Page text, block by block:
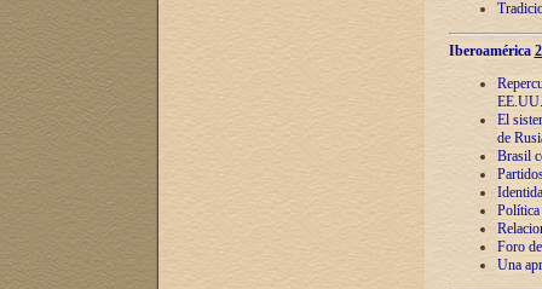
Iberoamérica
EE.UU.
El
de
Brasil
Política
Foro
Una